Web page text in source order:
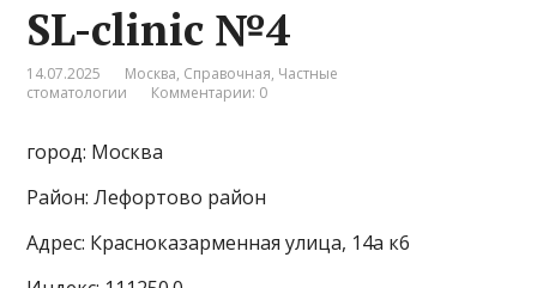
SL-clinic №4
14.07.2025 Москва, Справочная, Частные
стоматологии
Комментарии: 0
город: Москва
Район: Лефортово район
Адрес: Красноказарменная улица, 14а к6